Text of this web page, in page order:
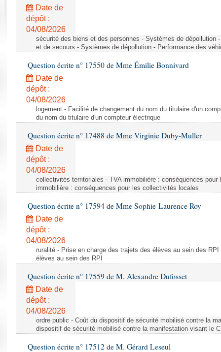
Rapports législatifs
Rapports sur l'application des lois
Baromètre de l’application des lois
Dossiers législatifs
Budget et sécurité sociale
Questions écrites et orales
Comptes rendus des débats
Date de
dépôt :
04/08/2026
sécurité des biens et des personnes - Systèmes de dépollution
et de secours - Systèmes de dépollution - Performance des
Question écrite n° 17550 de Mme Émilie Bonnivard
Date de
dépôt :
04/08/2026
logement - Facilité de changement du nom du titulaire d'un
du nom du titulaire d'un compteur électrique
Question écrite n° 17488 de Mme Virginie Duby-Muller
Date de
dépôt :
04/08/2026
collectivités territoriales - TVA immobilière : conséquences
immobilière : conséquences pour les collectivités locales
Question écrite n° 17594 de Mme Sophie-Laurence Roy
Date de
dépôt :
04/08/2026
ruralité - Prise en charge des trajets des élèves au sein des
élèves au sein des RPI
Question écrite n° 17559 de M. Alexandre Dufosset
Date de
dépôt :
04/08/2026
ordre public - Coût du dispositif de sécurité mobilisé contre la
dispositif de sécurité mobilisé contre la manifestation visant le
Question écrite n° 17512 de M. Gérard Leseul